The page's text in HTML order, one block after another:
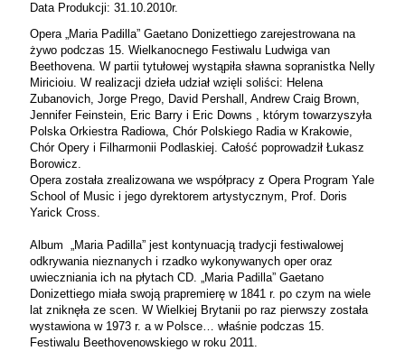
Data Produkcji: 31.10.2010r.
Opera „Maria Padilla” Gaetano Donizettiego zarejestrowana na
żywo podczas 15. Wielkanocnego Festiwalu Ludwiga van
Beethovena. W partii tytułowej wystąpiła sławna sopranistka Nelly
Miricioiu. W realizacji dzieła udział wzięli soliści: Helena
Zubanovich, Jorge Prego, David Pershall, Andrew Craig Brown,
Jennifer Feinstein, Eric Barry i Eric Downs , którym towarzyszyła
Polska Orkiestra Radiowa, Chór Polskiego Radia w Krakowie,
Chór Opery i Filharmonii Podlaskiej. Całość poprowadził Łukasz
Borowicz.
Opera została zrealizowana we współpracy z Opera Program Yale
School of Music i jego dyrektorem artystycznym, Prof. Doris
Yarick Cross.
Album „Maria Padilla” jest kontynuacją tradycji festiwalowej
odkrywania nieznanych i rzadko wykonywanych oper oraz
uwieczniania ich na płytach CD. „Maria Padilla” Gaetano
Donizettiego miała swoją prapremierę w 1841 r. po czym na wiele
lat zniknęła ze scen. W Wielkiej Brytanii po raz pierwszy została
wystawiona w 1973 r. a w Polsce… właśnie podczas 15.
Festiwalu Beethovenowskiego w roku 2011.